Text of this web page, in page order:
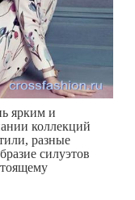
ярким и
коллекций
разные
силуэтов